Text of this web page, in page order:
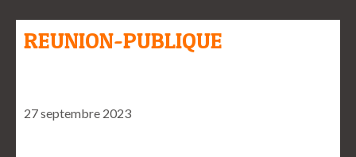
REUNION-PUBLIQUE
27 septembre 2023